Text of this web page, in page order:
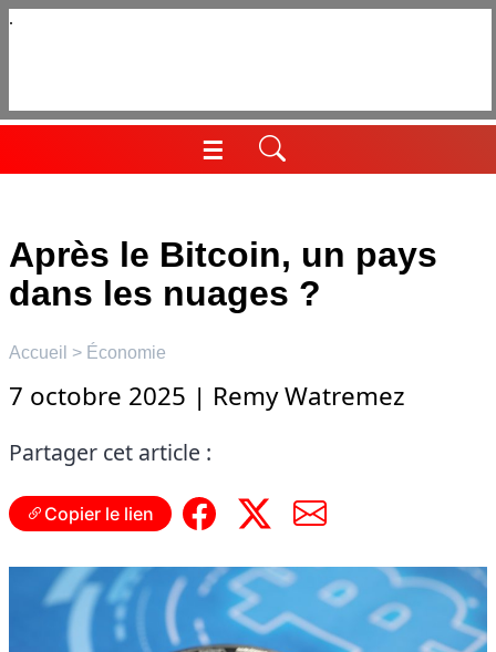
Aller
☰
Menu
Après le Bitcoin, un pays
dans les nuages ?
Accueil > Économie
7 octobre 2025 | Remy Watremez
Partager cet article :
Copier le lien